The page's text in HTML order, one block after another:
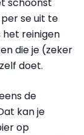
se uit te
het reinigen
die je (zeker
doet.
de
kan je
op